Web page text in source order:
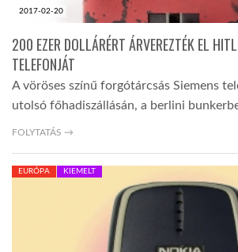
2017-02-20
200 EZER DOLLÁRÉRT ÁRVEREZTÉK EL
TELEFONJÁT
A vöröses színű forgótárcsás Siemens
utolsó főhadiszállásán, a berlini
FOLYTATÁS →
EURÓPA KIEMELT